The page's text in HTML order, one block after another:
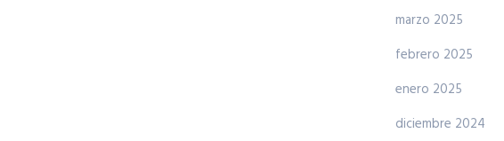
marzo 2025
febrero 2025
enero 2025
diciembre 2024